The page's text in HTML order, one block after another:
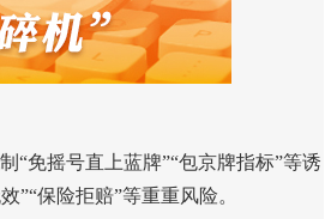
“免摇号直上蓝牌”“包京牌指标”等诱
”“保险拒赔”等重重风险。